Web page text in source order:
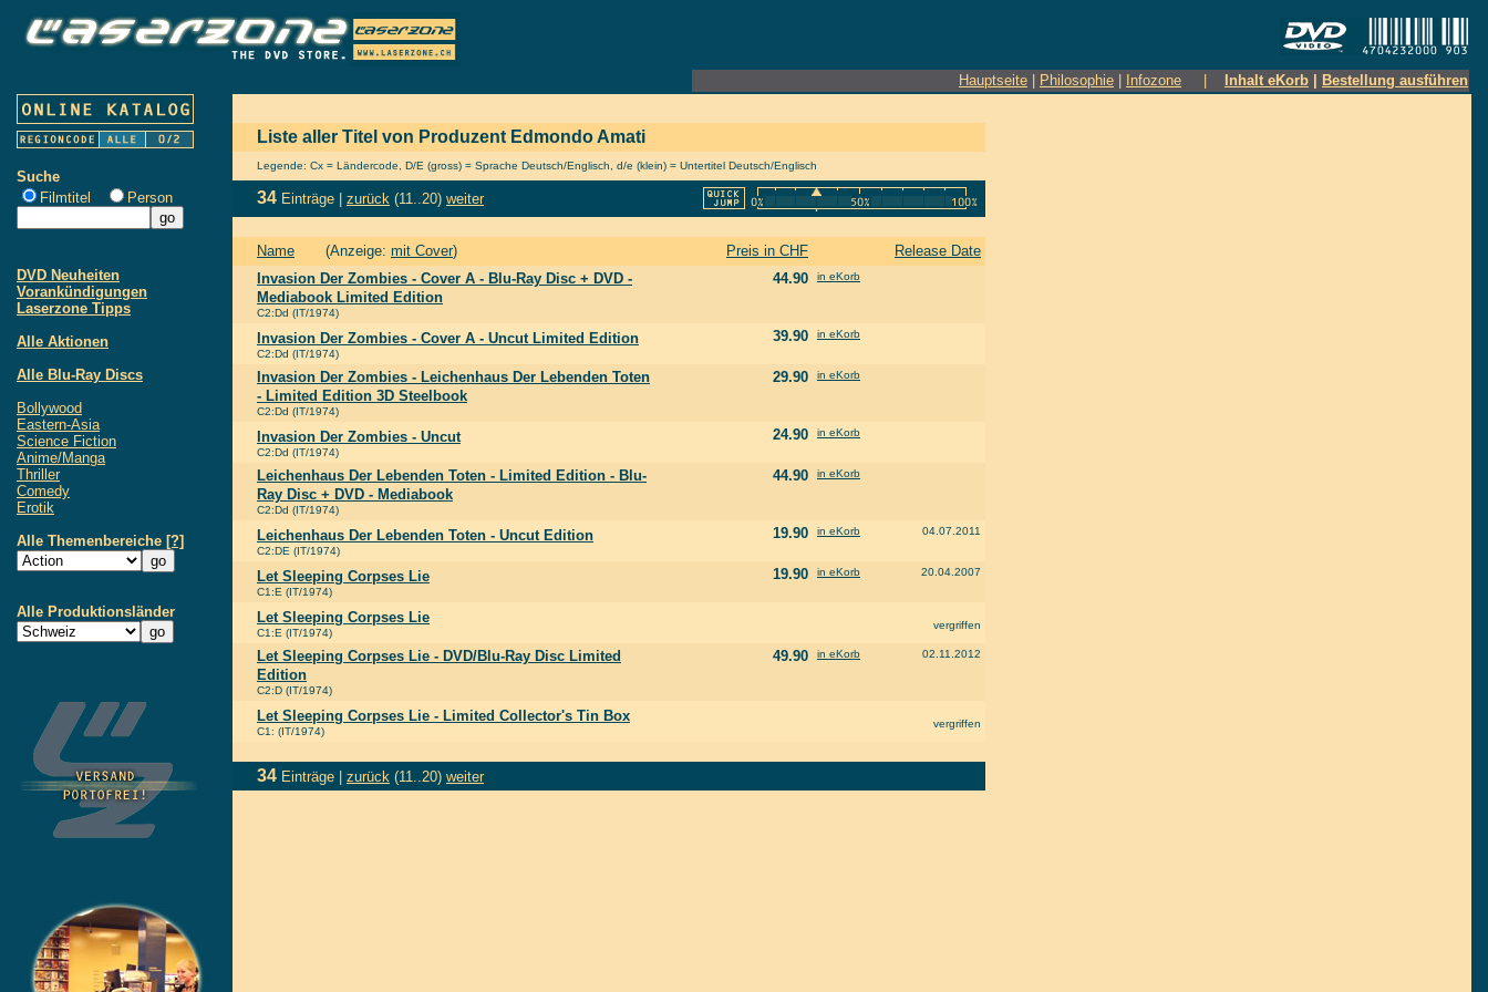
Hauptseite Philosophie Infozone Inhalt eKorb Bestellung ausführen
Suche
Filmtitel
Person
DVD Neuheiten
Vorankündigungen
Laserzone Tipps
Alle Aktionen
Alle Blu-Ray Discs
Bollywood
Eastern-Asia
Science Fiction
Anime/Manga
Thriller
Comedy
Erotik
Alle Themenbereiche [?]
Alle Produktionsländer
Liste aller Titel von Produzent Edmondo Amati
Legende: Cx = Ländercode, D/E (gross) = Sprache Deutsch/Englisch, d/e (klein) = Untertitel Deutsch/Englisch
34 Einträge | zurück (11..20) weiter
Name (Anzeige: mit Cover) Preis in CHF
Release Date
Invasion Der Zombies - Cover A - Blu-Ray Disc + DVD -
Mediabook Limited Edition
C2:Dd (IT/1974)
44.90 in eKorb
Invasion Der Zombies - Cover A - Uncut Limited Edition
C2:Dd (IT/1974)
39.90 in eKorb
Invasion Der Zombies - Leichenhaus Der Lebenden Toten
- Limited Edition 3D Steelbook
C2:Dd (IT/1974)
29.90 in eKorb
Invasion Der Zombies - Uncut
C2:Dd (IT/1974)
24.90 in eKorb
Leichenhaus Der Lebenden Toten - Limited Edition - Blu-
Ray Disc + DVD - Mediabook
C2:Dd (IT/1974)
44.90 in eKorb
Leichenhaus Der Lebenden Toten - Uncut Edition
C2:DE (IT/1974)
19.90 in eKorb 04.07.2011
Let Sleeping Corpses Lie
C1:E (IT/1974)
19.90 in eKorb 20.04.2007
Let Sleeping Corpses Lie
C1:E (IT/1974)
vergriffen
Let Sleeping Corpses Lie - DVD/Blu-Ray Disc Limited
Edition
C2:D (IT/1974)
49.90 in eKorb 02.11.2012
Let Sleeping Corpses Lie - Limited Collector's Tin Box
C1: (IT/1974)
vergriffen
34 Einträge | zurück (11..20) weiter